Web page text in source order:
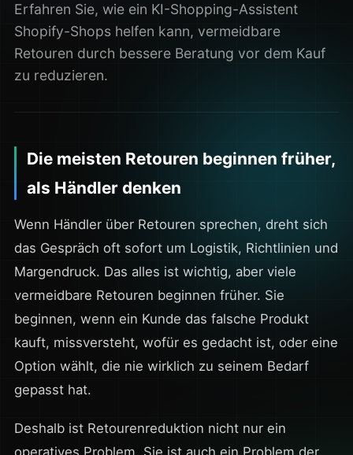
Erfahren Sie, wie ein KI-Shopping-Assistent
Shopify-Shops helfen kann, vermeidbare
Retouren durch bessere Beratung vor dem Kauf
zu reduzieren.
Die meisten Retouren beginnen früher,
als Händler denken
Wenn Händler über Retouren sprechen, dreht sich
das Gespräch oft sofort um Logistik, Richtlinien und
Margendruck. Das alles ist wichtig, aber viele
vermeidbare Retouren beginnen früher. Sie
beginnen, wenn ein Kunde das falsche Produkt
kauft, missversteht, wofür es gedacht ist, oder eine
Option wählt, die nie wirklich zu seinem Bedarf
gepasst hat.
Deshalb ist Retourenreduktion nicht nur ein